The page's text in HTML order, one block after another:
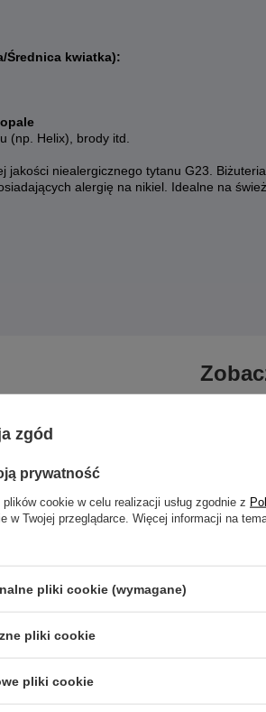
Średnica kwiatka):
(np. Helix), brody itd.
jakości niealergicznego tytanu G23.
alergię na nikiel. Idealne na
Tytanowa nakrętka ośmiornica z opalem
zgód
prywatność
cookie w celu realizacji usług zgodnie z
w Twojej przeglądarce. Więcej informacji na
pliki cookie (wymagane)
pliki cookie
pliki cookie